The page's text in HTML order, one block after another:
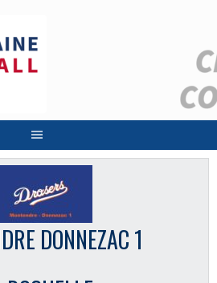
DONNEZAC 1